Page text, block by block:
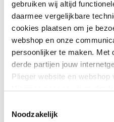
gebruiken wij altijd
daarmee vergelijkbare
cookies plaatsen om je
webshop en onze
persoonlijker te maken. Met
derde partijen jouw
Plieger website en webshop
We slaan je cookievoorkeur
Noodzakelijk
Aansluiting 2
Afgedopt
Contourcode
Contourcode aansluiting
1
Contourcode aansluiting
Downloads